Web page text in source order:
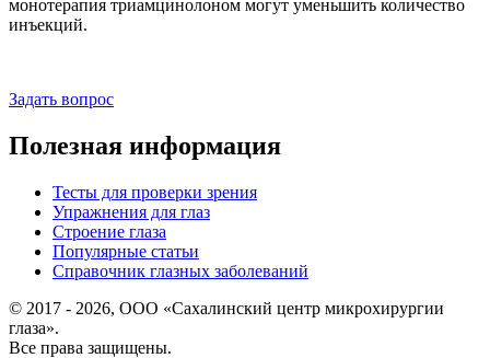
монотерапия триамцинолоном могут уменьшить количество
инъекций.
Задать вопрос
Полезная информация
Тесты для проверки зрения
Упражнения для глаз
Строение глаза
Популярные статьи
Справочник глазных заболеваний
© 2017 - 2026, ООО «Сахалинский центр микрохирургии
глаза».
Все права защищены.